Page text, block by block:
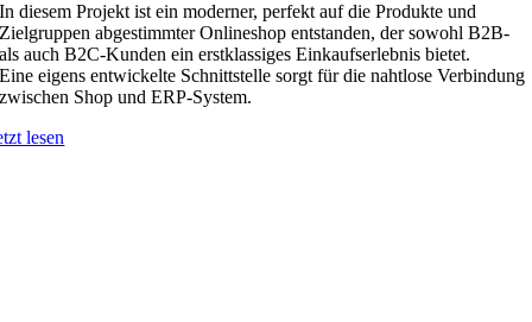
In diesem Projekt ist ein moderner, perfekt auf die Produkte und
Zielgruppen abgestimmter Onlineshop entstanden, der sowohl B2B-
als auch B2C-Kunden ein erstklassiges Einkaufserlebnis bietet.
Eine eigens entwickelte Schnittstelle sorgt für die nahtlose Verbindung
zwischen Shop und ERP-System.
lesen